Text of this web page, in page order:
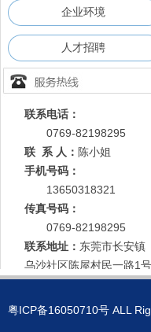
企业环境
人才招聘
联系电话：
0769-82198295
联 系 人： 陈小姐
手机号码：
13650318321
传真号码：
0769-82198295
联系地址： 东莞市长安镇
乌沙社区陈屋村民一路1号
粤ICP备16050710号 ALL